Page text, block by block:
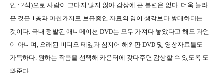
인 : 2석)으로 사람이 그다지 많지 않아 감상에 큰 불편은 없다. 더욱 놀라
운 것은 1층과 마찬가지로 보유중인 자료의 양이 생각보다 방대하다는
것이다. 국내 정발된 애니메이션 DVD는 모두 가져다 놓았다고 해도 과언
이 아니며, 오래된 비디오 테잎과 심지어 해외판 DVD 및 영상자료들도
가득하다. 원하는 작품을 선택해 카운터에 갖다주면 감상할 수 있도록 도
와준다.